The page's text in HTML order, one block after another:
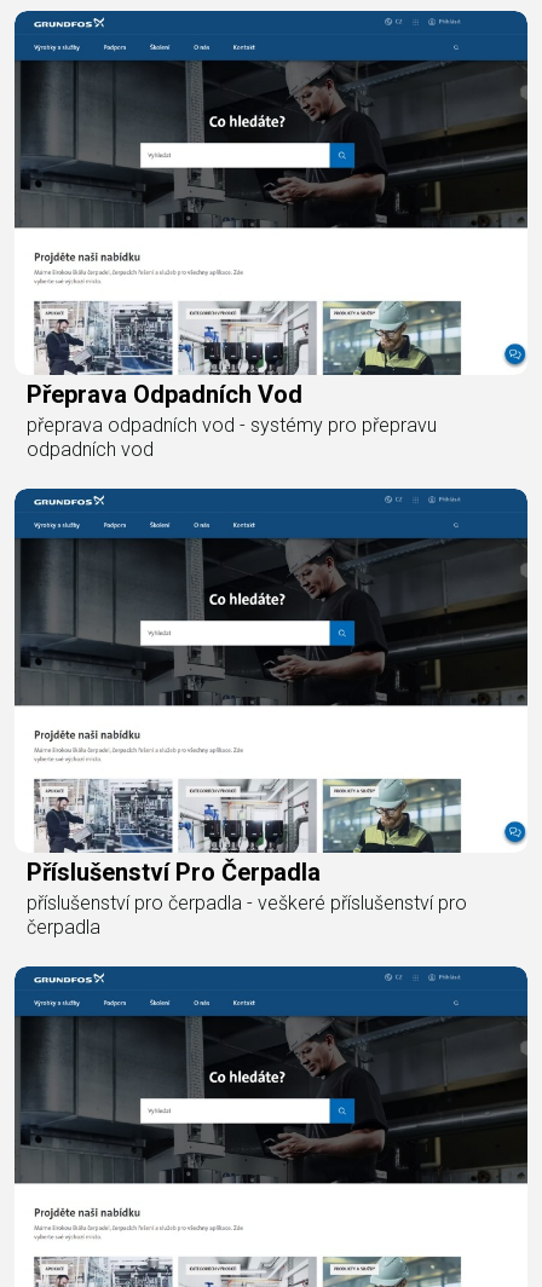
Přeprava Odpadních Vod
přeprava odpadních vod - systémy pro přepravu
odpadních vod
Příslušenství Pro Čerpadla
příslušenství pro čerpadla - veškeré příslušenství pro
čerpadla